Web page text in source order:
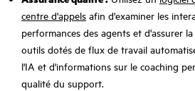
centre d'appels afin d'examiner les
performances des agents et d'assurer
outils dotés de flux de travail
l'IA et d'informations sur le coaching
qualité du support.